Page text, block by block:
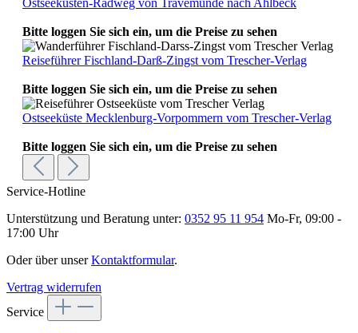
Ostseeküsten-Radweg von Travemünde nach Ahlbeck
Bitte loggen Sie sich ein, um die Preise zu sehen
Reiseführer Fischland-Darß-Zingst vom Trescher-Verlag
Bitte loggen Sie sich ein, um die Preise zu sehen
Ostseeküste Mecklenburg-Vorpommern vom Trescher-Verlag
Bitte loggen Sie sich ein, um die Preise zu sehen
Service-Hotline
Unterstützung und Beratung unter: 0352 95 11 954 Mo-Fr, 09:00 -
17:00 Uhr
Oder über unserKontaktformular.
Vertrag widerrufen
Service